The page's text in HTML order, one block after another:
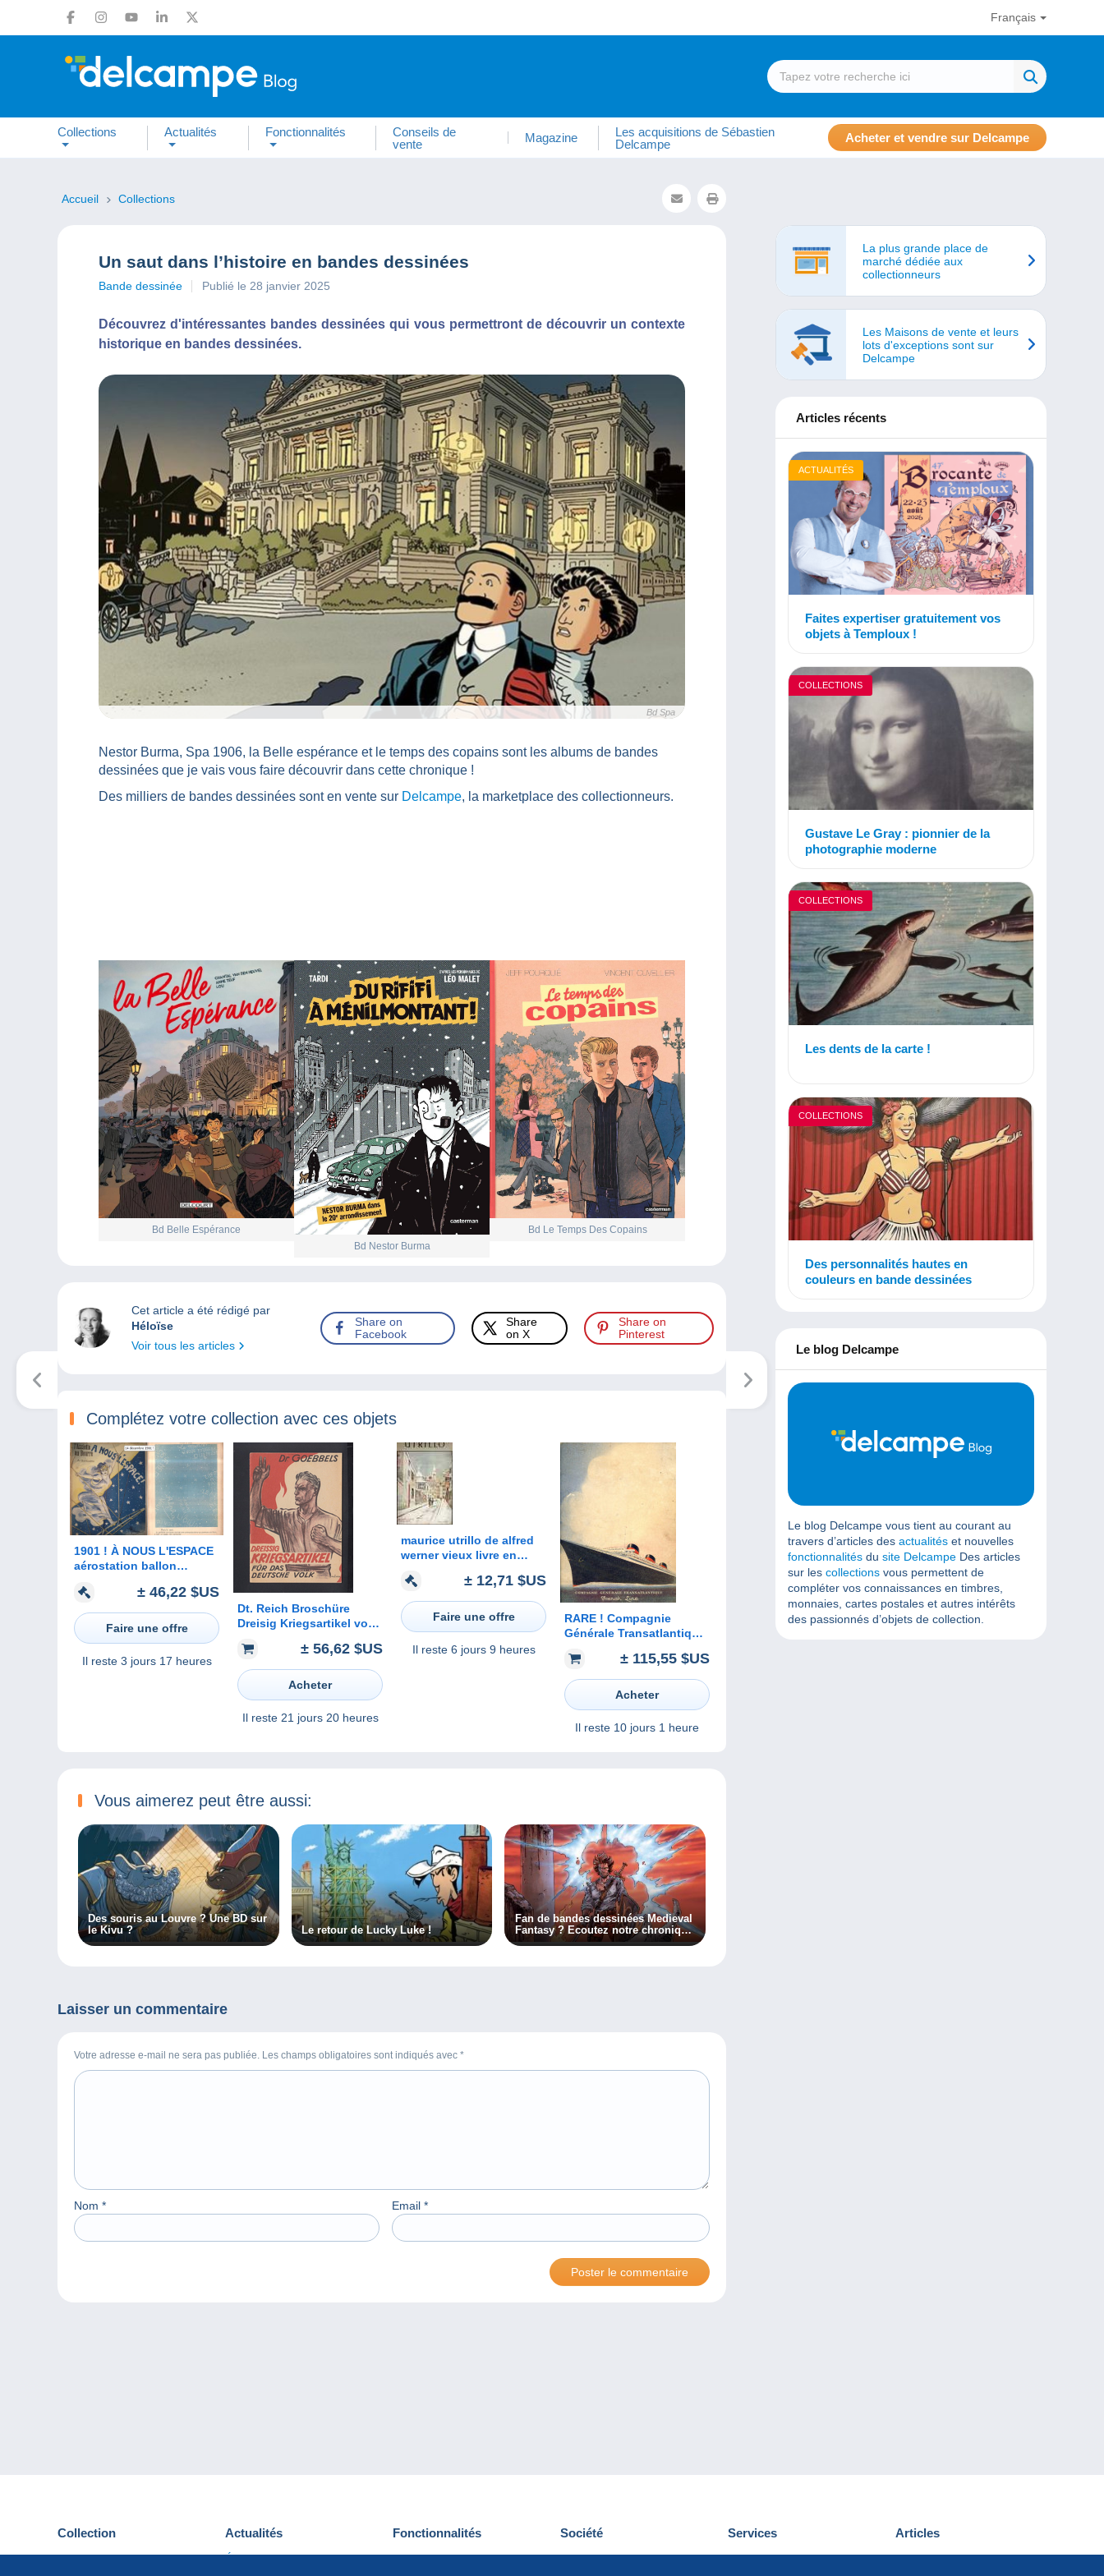
Français
Collections Actualités Fonctionnalités
Conseils de
vente
Magazine
Les acquisitions de Sébastien
Delcampe
Acheter et vendre sur Delcampe
Accueil Collections
Un saut dans l’histoire en bandes dessinées
Bande dessinée Publié le 28 janvier 2025
Découvrez d'intéressantes bandes dessinées qui vous permettront de découvrir un contexte
historique en bandes dessinées.
Bd Spa
Nestor Burma, Spa 1906, la Belle espérance et le temps des copains sont les albums de bandes
dessinées que je vais vous faire découvrir dans cette chronique !
Des milliers de bandes dessinées sont en vente sur Delcampe, la marketplace des collectionneurs.
Bd Belle Espérance
Bd Nestor Burma
Bd Le Temps Des Copains
Cet article a été rédigé par
Héloïse
Voir tous les articles
Share on
Facebook
Share
on X
Share on
Pinterest
Complétez votre collection avec ces objets
1901 ! À NOUS L'ESPACE
aérostation ballon
aviation space moon
science-fiction -
L'ASSIETTE AU BEURRE
± 46,22 $US
Faire une offre
Il reste 3 jours 17 heures
Dt. Reich Broschüre
Dreisig Kriegsartikel von
Zentralverlag der NSDAP
München 1943
± 56,62 $US
Acheter
Il reste 21 jours 20 heures
maurice utrillo de alfred
werner vieux livre en
edition
± 12,71 $US
Faire une offre
Il reste 6 jours 9 heures
RARE ! Compagnie
Générale Transatlantique
1935 Ed. Atlantique
± 115,55 $US
Acheter
Il reste 10 jours 1 heure
Vous aimerez peut être aussi:
Des souris au Louvre ? Une BD sur
le Kivu ?
Le retour de Lucky Luke !
Fan de bandes dessinées Medieval
Fantasy ? Ecoutez notre chronique
radio !
Laisser un commentaire
Votre adresse e-mail ne sera pas publiée. Les champs obligatoires sont indiqués avec *
Nom * Email *
La plus grande place de
marché dédiée aux
collectionneurs
Les Maisons de vente et leurs
lots d'exceptions sont sur
Delcampe
Articles récents
ACTUALITÉS
Faites expertiser gratuitement vos
objets à Temploux !
COLLECTIONS
Gustave Le Gray : pionnier de la
photographie moderne
COLLECTIONS
Les dents de la carte !
COLLECTIONS
Des personnalités hautes en
couleurs en bande dessinées
Le blog Delcampe
Le blog Delcampe vous tient au courant au
travers d’articles des actualités et nouvelles
fonctionnalités du site Delcampe Des articles
sur les collections vous permettent de
compléter vos connaissances en timbres,
monnaies, cartes postales et autres intérêts
des passionnés d’objets de collection.
Collection
Cartes postales
Actualités
Événements Delcampe
Fonctionnalités
Nouveautés
Société
Qui sommes-nous
Services
Découvrir Delcampe
Articles